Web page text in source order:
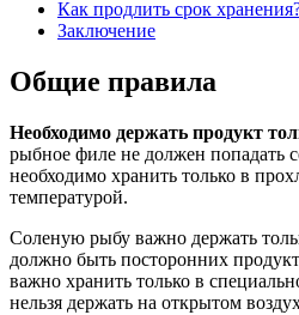
Как продлить срок
Заключение
Общие правила
Необходимо держать продукт
рыбное филе не должен попадать
необходимо хранить только в
температурой.
Соленую рыбу важно держать
должно быть посторонних
важно хранить только в
нельзя держать на открытом